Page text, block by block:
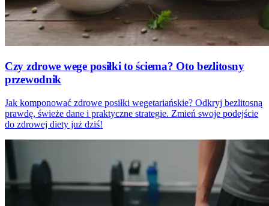
Czy zdrowe wege posiłki to ściema? Oto bezlitosny
przewodnik
Jak komponować zdrowe posiłki wegetariańskie? Odkryj bezlitosną
prawdę, świeże dane i praktyczne strategie. Zmień swoje podejście
do zdrowej diety już dziś!